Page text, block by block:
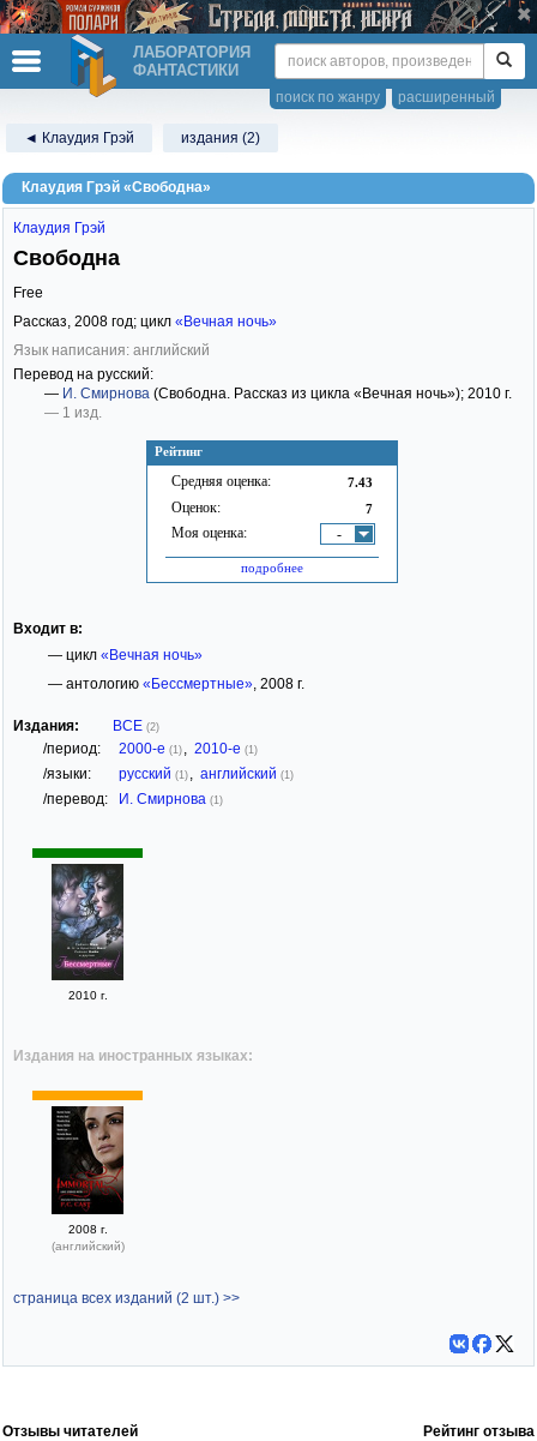
ЛАБОРАТОРИЯ
ФАНТАСТИКИ
расширенный
поиск по жанру
◄ Клаудия Грэй издания (2)
Клаудия Грэй «Свободна»
Рейтинг
Средняя оценка: 7.43
Оценок: 7
Моя оценка: -
подробнее
Клаудия Грэй
Свободна
Free
Рассказ, 2008 год; цикл «Вечная ночь»
Язык написания: английский
Перевод на русский:
— И. Смирнова (Свободна. Рассказ из цикла «Вечная ночь»); 2010 г.
— 1 изд.
Входит в:
— цикл «Вечная ночь»
— антологию «Бессмертные», 2008 г.
Издания: ВСЕ (2)
/период: 2000-е (1) 2010-е (1)
/языки: русский (1) английский (1)
/перевод: И. Смирнова (1)
2010 г.
Издания на иностранных языках:
2008 г.
(английский)
страница всех изданий (2 шт.) >>
Отзывы читателей Рейтинг отзыва